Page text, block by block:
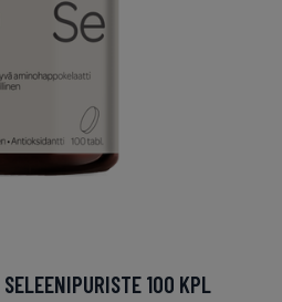
100 KPL